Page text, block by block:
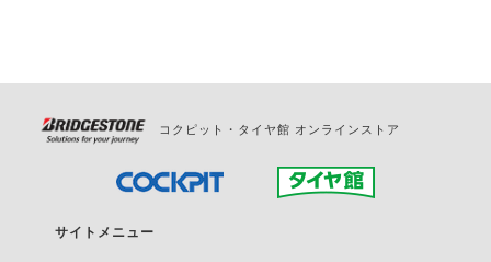
コクピット・タイヤ館 オンラインストア
サイトメニュー